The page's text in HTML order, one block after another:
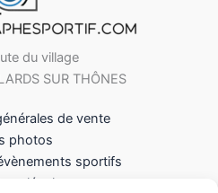
du village
SUR THÔNES
de vente
photos
sportifs
légales